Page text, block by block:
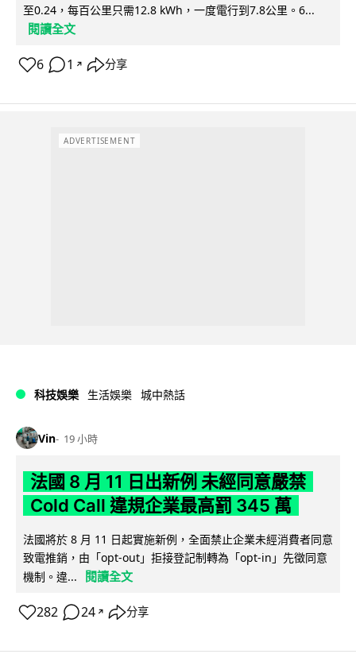
至0.24，每百公里只需12.8 kWh，一度電行到7.8公里。6...
閱讀全文
6 1 ↗ 分享
ADVERTISEMENT
科技娛樂 生活娛樂 城中熱話
Vin 19 小時
法國 8 月 11 日出新例 未經同意嚴禁
Cold Call 違規企業最高罰 345 萬
法國將於 8 月 11 日起實施新例，全面禁止企業未經消費者同意
致電推銷，由「opt-out」拒接登記制轉為「opt-in」先徵同意
機制。違...
閱讀全文
282 24 ↗ 分享